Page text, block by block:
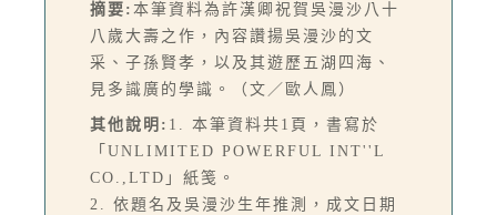
摘要: 本筆資料為許漢卿祝賀吳漫沙八十
八歲大壽之作，內容讚揚吳漫沙的文
采、子孫賢孝，以及其遊歷五湖四海、
見多識廣的學識。（文／歐人鳳）
其他說明: 1. 本筆資料共1頁，書寫於
「UNLIMITED POWERFUL INT''L
CO.,LTD」紙笺。
2. 依題名及吳漫沙生年推測，成文日期